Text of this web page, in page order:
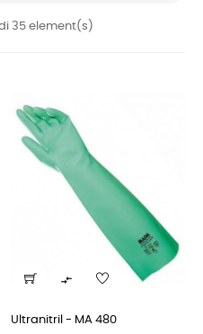
35 element(s)

Ultranitril - MA 480